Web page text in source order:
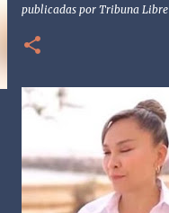
publicadas por Tribuna Libre